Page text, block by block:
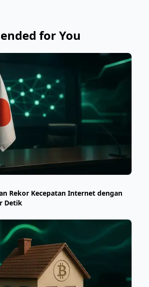
for You
Rekor Kecepatan Internet dengan
Detik